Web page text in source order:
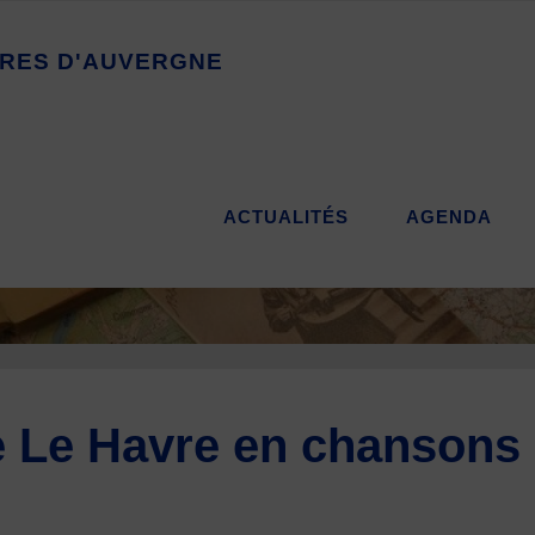
RES D'AUVERGNE
ACTUALITÉS AGENDA
Havre en chansons